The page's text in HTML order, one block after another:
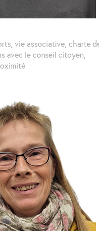
vie associative, charte
avec le conseil citoyen,